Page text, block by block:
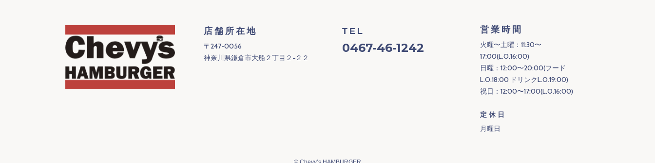
店舗所在地
〒247-0056
神奈川県鎌倉市大船２丁目２−２２
TEL
0467-46-1242
営業時間
火曜〜土曜：11:30〜
17:00(L.O.16:00)
日曜：12:00〜20:00(フード
L.O.18:00 ドリンクL.O.19:00)
祝日：12:00〜17:00(L.O.16:00)
定休日
月曜日